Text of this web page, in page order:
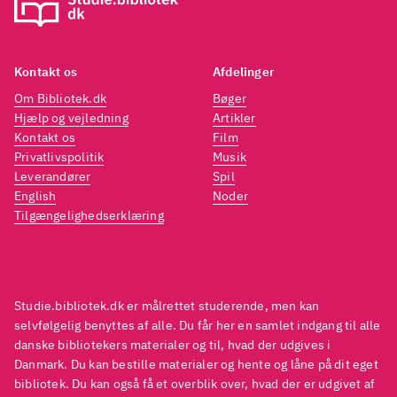
gang lukker serien. Holder den
antagelse stik, får Morse (og
udgangsreplik nogen
seriedetektiv måtte ønske sig
Studie.bibliotek.dk er målrettet studerende, men kan
selvfølgelig benyttes af alle. Du får her en samlet indgang til alle
danske bibliotekers materialer og til, hvad der udgives i
Danmark. Du kan bestille materialer og hente og låne på dit eget
bibliotek. Du kan også få et overblik over, hvad der er udgivet af
Kontakt os
Om Bibliotek.dk
Hjælp og vejledning
Kontakt os
Privatlivspolitik
Leverandører
English
Tilgængelighedserklæring
Afdelinger
Bøger
Artikler
Film
Musik
Spil
Noder